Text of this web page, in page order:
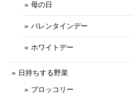
母の日
バレンタインデー
ホワイトデー
日持ちする野菜
ブロッコリー